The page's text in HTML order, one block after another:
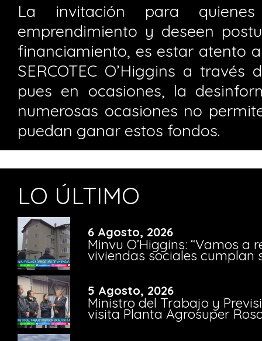
La invitación para
emprendimiento y deseen
financiamiento, es estar atento
SERCOTEC O’Higgins a través
pues en ocasiones, la
numerosas ocasiones no
puedan ganar estos fondos.
LO ÚLTIMO
6 Agosto, 2026
Minvu O’Higgins: “Vamos a
viviendas sociales cumplan
5 Agosto, 2026
Ministro del Trabajo y
visita Planta Agrosuper